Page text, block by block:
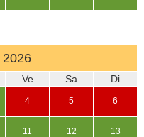
2026
Ve Sa Di
4 5 6
11 12 13